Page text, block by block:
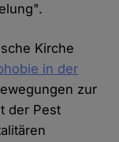
Kirche
in der
zur
der Pest